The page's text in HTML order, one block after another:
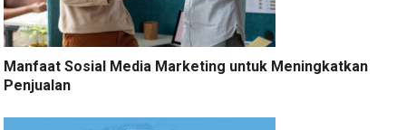
Manfaat Sosial Media Marketing untuk Meningkatkan
Penjualan